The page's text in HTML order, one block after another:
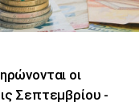
οι
Σεπτεμβρίου -